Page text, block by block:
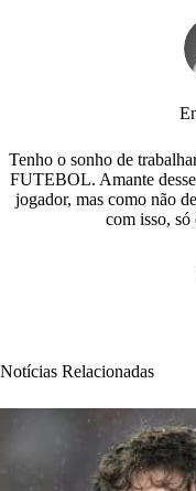
Tenho o sonho de
FUTEBOL. Amante
jogador, mas como não
com isso, só
Notícias Relacionadas